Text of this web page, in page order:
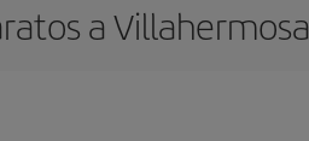
a Villahermosa